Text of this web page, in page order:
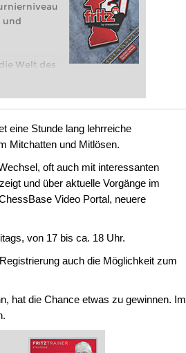
und
Welt des
Mit
eine Stunde lang lehrreiche
Mitchatten und Mitlösen.
oft auch mit interessanten
und über aktuelle Vorgänge im
Video Portal, neuere
von 17 bis ca. 18 Uhr.
auch die Möglichkeit zum
hat die Chance etwas zu gewinnen. Im